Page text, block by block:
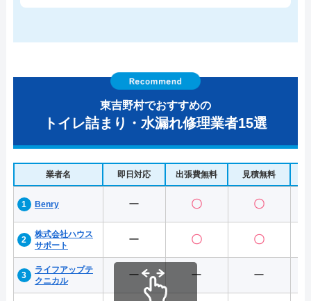
東吉野村でおすすめの
トイレ詰まり・水漏れ修理業者15選
業者名 即日対応 出張費無料 見積無料
Benry ー 〇 〇
株式会社ハウス
サポート
ー 〇 〇
ライフアップテ
クニカル
ー ー ー